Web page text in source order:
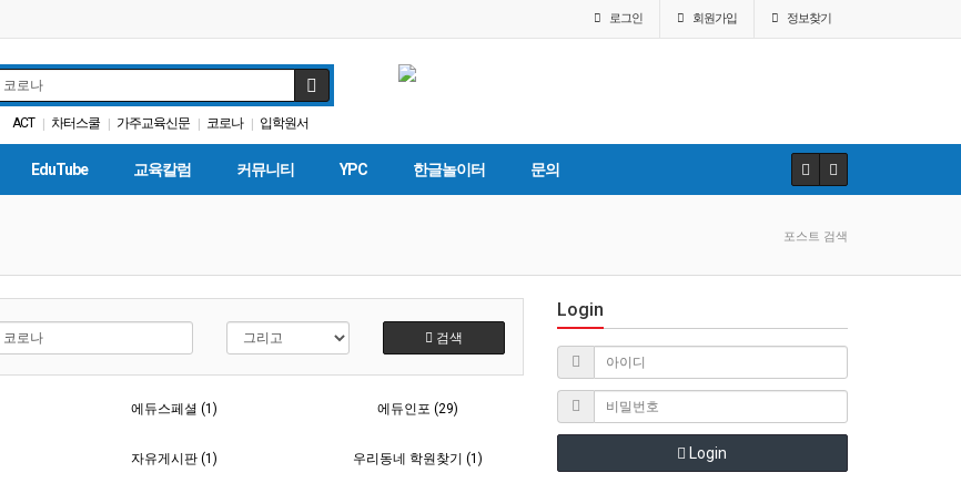
로그인 회원가입 정보찾기
ACT | 차터스쿨 | 가주교육신문 | 코로나 | 입학원서
| 에세이 | 인터뷰 | 특별활동 | 다카 | 학자금
EduTube 교육칼럼 커뮤니티 YPC 한글놀이터 문의
포스트 검색
검색
에듀스페셜 (1) 에듀인포 (29)
자유게시판 (1) 우리동네 학원찾기 (1)
Login
Login